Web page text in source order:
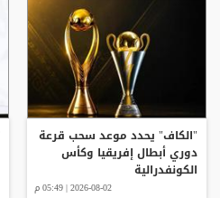
"الكاف" يحدد موعد سحب قرعة
دوري أبطال إفريقيا وكأس
الكونفدرالية
2026-08-02 | 05:49 م